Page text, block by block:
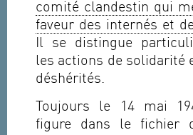
comité clandestin qui
faveur des internés et
Il se distingue
les actions de solidarité
déshérités.
Toujours le 14 mai
figure dans le fichier